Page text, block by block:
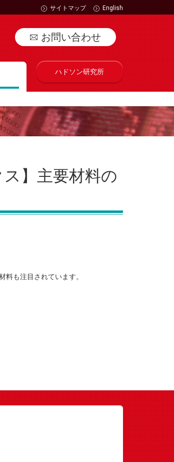
サイトマップ English
お問い合わせ
ハドソン研究所
】主要材料の
も注目されています。